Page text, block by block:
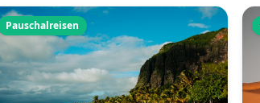
Pauschalreisen